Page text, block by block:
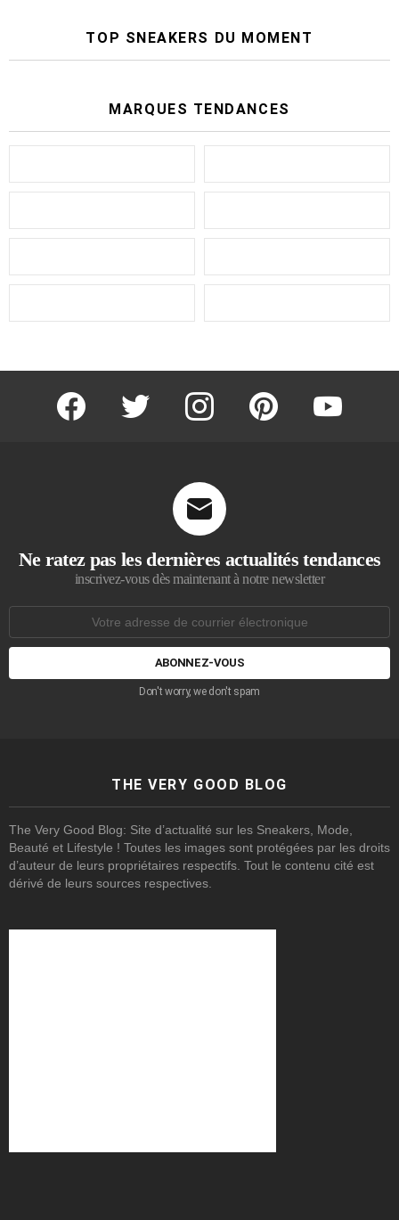
TOP SNEAKERS DU MOMENT
MARQUES TENDANCES
facebook twitter instagram pinterest
Ne ratez pas les dernières actualités tendances
inscrivez-vous dès maintenant à notre newsletter
courrier
Don't worry, we don't spam
THE VERY GOOD BLOG
The Very Good Blog: Site d’actualité sur les Sneakers, Mode,
Beauté et Lifestyle ! Toutes les images sont protégées par les droits
d’auteur de leurs propriétaires respectifs. Tout le contenu cité est
dérivé de leurs sources respectives.